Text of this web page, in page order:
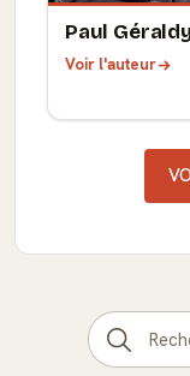
Paul Géraldy
Voir l'auteur